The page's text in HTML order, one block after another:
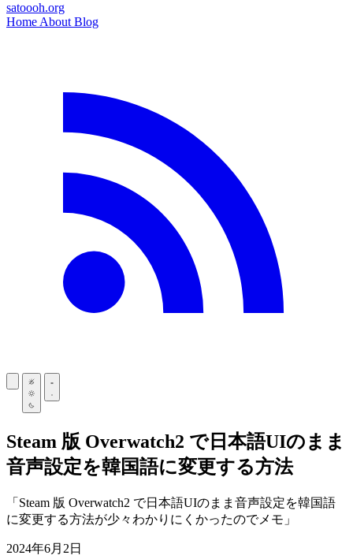
satoooh.org
Home About Blog
Steam 版 Overwatch2 で日本語UIのまま
音声設定を韓国語に変更する方法
Steam 版 Overwatch2 で日本語UIのまま音声設定を韓国語
に変更する方法が少々わかりにくかったのでメモ
2024年6月2日